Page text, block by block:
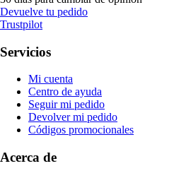
Devuelve tu pedido
Trustpilot
Servicios
Mi cuenta
Centro de ayuda
Seguir mi pedido
Devolver mi pedido
Códigos promocionales
Acerca de